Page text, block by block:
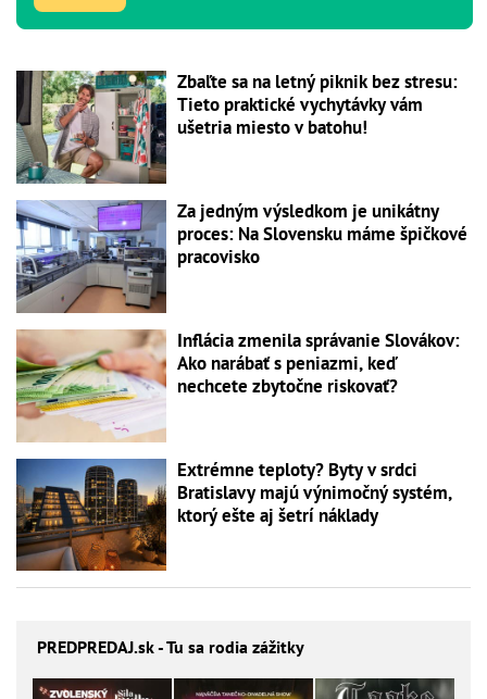
Zbaľte sa na letný piknik bez stresu:
Tieto praktické vychytávky vám
ušetria miesto v batohu!
Za jedným výsledkom je unikátny
proces: Na Slovensku máme špičkové
pracovisko
Inflácia zmenila správanie Slovákov:
Ako narábať s peniazmi, keď
nechcete zbytočne riskovať?
Extrémne teploty? Byty v srdci
Bratislavy majú výnimočný systém,
ktorý ešte aj šetrí náklady
PREDPREDAJ.sk - Tu sa rodia zážitky